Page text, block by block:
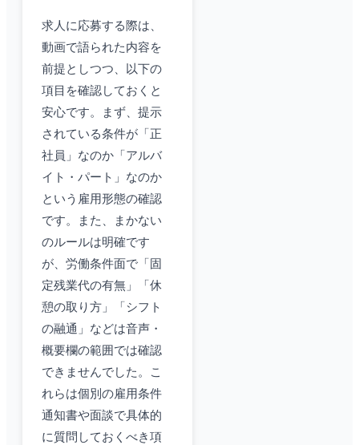
求人に応募する際は、
動画で語られた内容を
前提としつつ、以下の
項目を確認しておくと
安心です。まず、提示
されている条件が「正
社員」なのか「アルバ
イト・パート」なのか
という雇用形態の確認
です。また、まかない
のルールは明確です
が、労働条件面で「固
定残業代の有無」「休
憩の取り方」「シフト
の融通」などは音声・
概要欄の範囲では確認
できませんでした。こ
れらは個別の雇用条件
通知書や面談で具体的
に質問しておくべき項